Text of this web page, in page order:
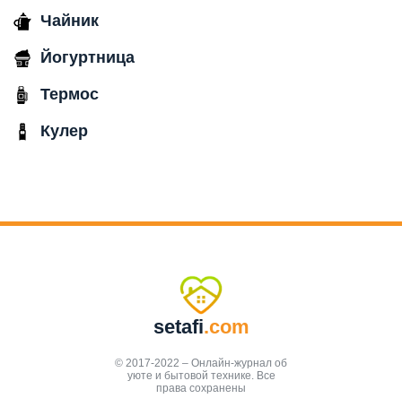
Чайник
Йогуртница
Термос
Кулер
setafi.com
© 2017-2022 – Онлайн-журнал об
уюте и бытовой технике. Все
права сохранены